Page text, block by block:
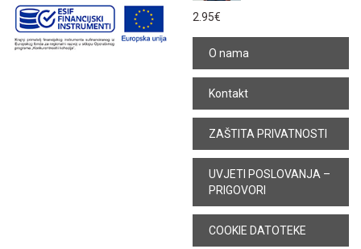
2.95€
O nama
Kontakt
ZAŠTITA PRIVATNOSTI
UVJETI POSLOVANJA –
PRIGOVORI
COOKIE DATOTEKE